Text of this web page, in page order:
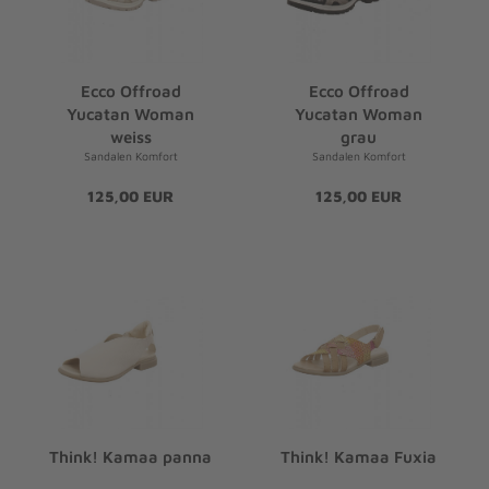
Ecco Offroad
Yucatan Woman
weiss
Sandalen Komfort
125,00 EUR
Ecco Offroad
Yucatan Woman
grau
Sandalen Komfort
125,00 EUR
Think! Kamaa panna Think! Kamaa Fuxia